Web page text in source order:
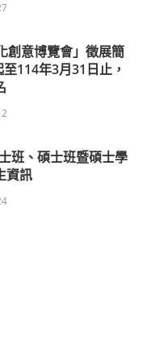
創意博覽會」徵展簡
114年3月31日止，
班、碩士班暨碩士學
資訊